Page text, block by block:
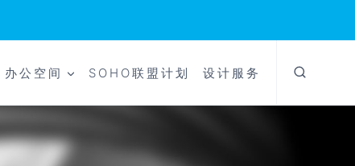
办公空间 SOHO联盟计划 设计服务